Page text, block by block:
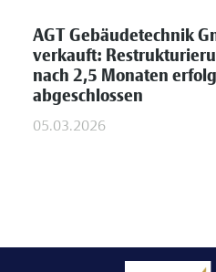
AGT Gebäudetechnik
verkauft:
nach 2,5 Monaten
abgeschlossen
05.03.2026